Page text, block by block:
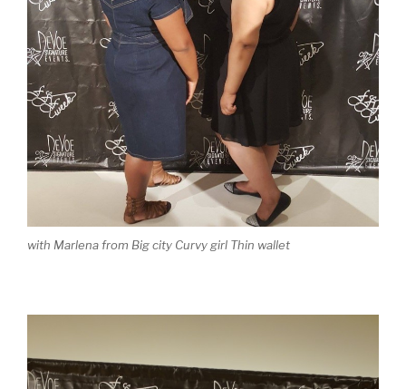
with Marlena from Big city Curvy girl Thin wallet